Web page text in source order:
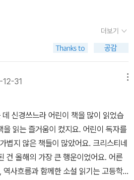
게 보면 내가 해야 할 일을 떠맡은 셈이
진 것들을 기억하고 남겨진 이웃들의 상
해냈다. 이것이 내가 문학과 인생에서
은 부분이다.”(『07 황석영의 한국 명단
가들에 대한 증
의 한쪽 끝에서 현대의 젊은 작가들의 작
지 시대부터 2000년대까지를 담아낸
)이 1990년대 이후의 소설들을 담고
로 불균형하다고 말해질 수 있을 것이
여타의 선집과 구분되는 ‘황석영의 한국
있겠다. 무엇보다 지금 우리가 발 딛고
러한 이유로 꽉 채우고 끝이 난 ‘100’이
더보기
31
신경쓰느라 어린이 책을 많이 읽었습
을 읽는 즐거움이 컸지요. 어린이 독자를
볍지 않은 책들이 많았어요. 크리스티네
건 올해의 가장 큰 행운이었어요. 어른
역사흐름과 함께한 소설 읽기는 고등학